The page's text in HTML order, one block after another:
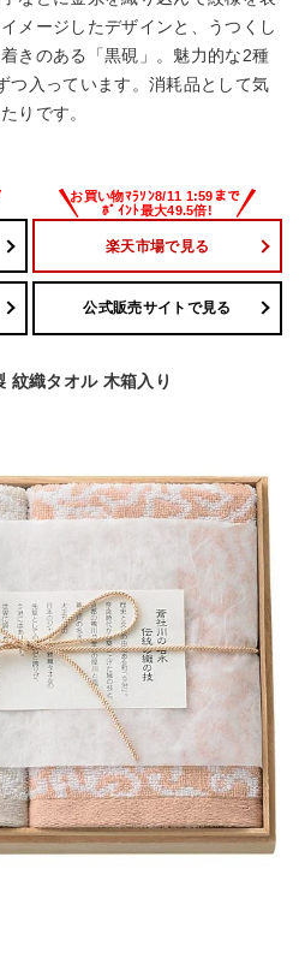
メージしたデザインと、うつくし
きのある「黒硯」。魅力的な2種
つ入っています。消耗品として気
りです。
楽天市場で見る
公式販売サイトで見る
紋織タオル 木箱入り